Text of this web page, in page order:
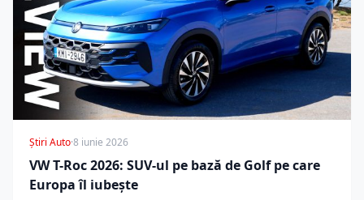
Știri Auto·8 iunie 2026
VW T-Roc 2026: SUV-ul pe bază de Golf pe care
Europa îl iubește